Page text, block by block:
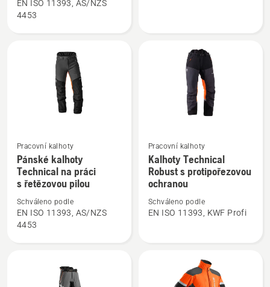
kalhoty
s řetězovou
EN ISO 11393, AS/NZS
4453
Zobrazit
více
informací
Pánské
kalhoty
Pracovní kalhoty
Pánské kalhoty
Technical na práci
s řetězovou pilou
Schváleno podle
EN ISO 11393, AS/NZS
4453
Zobrazit
více
informací
Kalhoty
protipořezovou
ochranou
Pracovní kalhoty
Kalhoty Technical
Robust s protipořezovou
ochranou
Schváleno podle
EN ISO 11393, KWF Profi